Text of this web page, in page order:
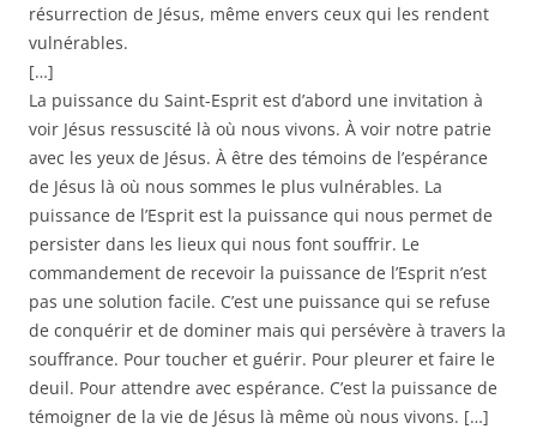
résurrection de Jésus, même envers ceux qui les rendent
vulnérables.
[…]
La puissance du Saint-Esprit est d’abord une invitation à
voir Jésus ressuscité là où nous vivons. À voir notre patrie
avec les yeux de Jésus. À être des témoins de l’espérance
de Jésus là où nous sommes le plus vulnérables. La
puissance de l’Esprit est la puissance qui nous permet de
persister dans les lieux qui nous font souffrir. Le
commandement de recevoir la puissance de l’Esprit n’est
pas une solution facile. C’est une puissance qui se refuse
de conquérir et de dominer mais qui persévère à travers la
souffrance. Pour toucher et guérir. Pour pleurer et faire le
deuil. Pour attendre avec espérance. C’est la puissance de
témoigner de la vie de Jésus là même où nous vivons. […]